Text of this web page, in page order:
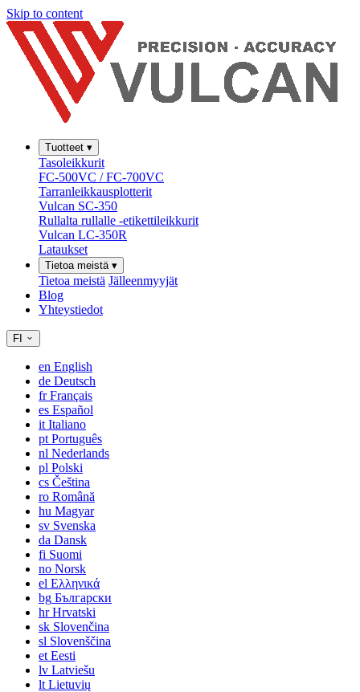
Skip to content
Tuotteet ▾
Tasoleikkurit
FC-500VC / FC-700VC
Tarranleikkausplotterit
Vulcan SC-350
Rullalta rullalle -etikettileikkurit
Vulcan LC-350R
Lataukset
Tietoa meistä ▾
Tietoa meistä Jälleenmyyjät
Blog
Yhteystiedot
FI
en English
de Deutsch
frFrançais
es Español
it Italiano
pt Português
nl Nederlands
pl Polski
cs Čeština
ro Română
hu Magyar
sv Svenska
da Dansk
fi Suomi
no Norsk
el Ελληνικά
bg Български
hrHrvatski
sk Slovenčina
sl Slovenščina
et Eesti
lv Latviešu
lt Lietuvių